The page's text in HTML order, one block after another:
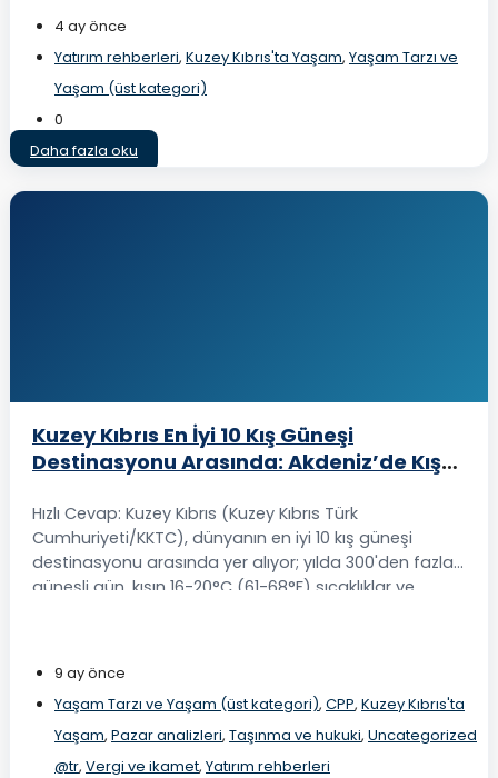
4 ay önce
Yatırım rehberleri, Kuzey Kıbrıs'ta Yaşam, Yaşam Tarzı ve
Yaşam (üst kategori)
0
Daha fazla oku
Kuzey Kıbrıs En İyi 10 Kış Güneşi
Destinasyonu Arasında: Akdeniz’de Kış
Hızlı Cevap: Kuzey Kıbrıs (Kuzey Kıbrıs Türk
Cumhuriyeti/KKTC), dünyanın en iyi 10 kış güneşi
destinasyonu arasında yer alıyor; yılda 300'den fazla
güneşli gün, kışın 16-20°C (61-68°F) sıcaklıklar ve
ve...9 ay önce
Yaşam Tarzı ve Yaşam (üst kategori), CPP, Kuzey Kıbrıs'ta
Yaşam, Pazar analizleri, Taşınma ve hukuki, Uncategorized
@tr, Vergi ve ikamet, Yatırım rehberleri